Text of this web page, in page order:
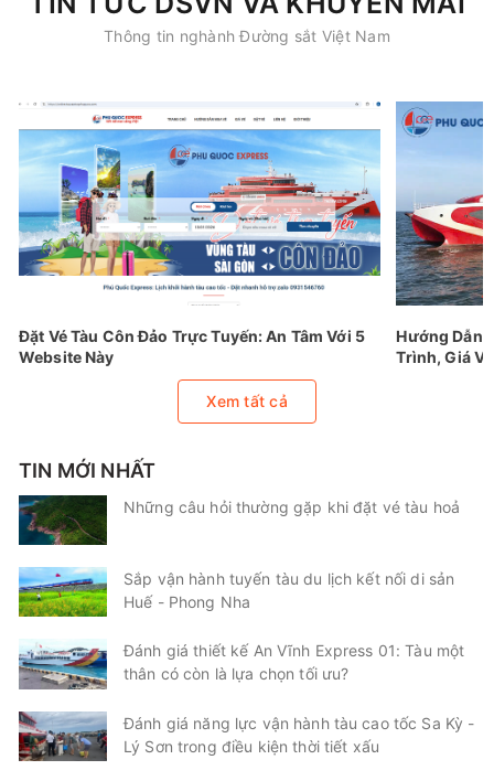
Thông tin nghành Đường sắt Việt Nam
Đặt Vé Tàu Côn Đảo Trực Tuyến: An Tâm Với 5
Website Này
Hướng Dẫn
Trình, Giá Vé
Xem tất cả
TIN MỚI NHẤT
Những câu hỏi thường gặp khi đặt vé tàu hoả
Sắp vận hành tuyến tàu du lịch kết nối di sản
Huế - Phong Nha
Đánh giá thiết kế An Vĩnh Express 01: Tàu một
thân có còn là lựa chọn tối ưu?
Đánh giá năng lực vận hành tàu cao tốc Sa Kỳ -
Lý Sơn trong điều kiện thời tiết xấu